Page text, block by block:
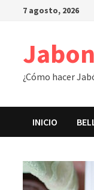
Saltar7 agosto, 2026
¿Cómo hacer
INICIO